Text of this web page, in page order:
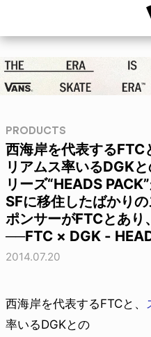
PRODUCTS
西海岸を代表するFTC
リアムス率いるDGK
リーズ“HEADS
SFに移住したばかり
ポンサーがFTCとあり
──FTC × DGK -
2014.07.20
西海岸を代表するFTCと、
率いるDGKとの